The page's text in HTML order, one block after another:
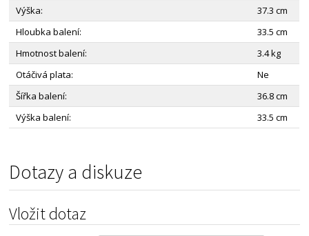
Výška:
37.3 cm
Hloubka balení:
33.5 cm
Hmotnost balení:
3.4 kg
Otáčivá plata:
Ne
Šířka balení:
36.8 cm
Výška balení:
33.5 cm
Dotazy a diskuze
Vložit dotaz